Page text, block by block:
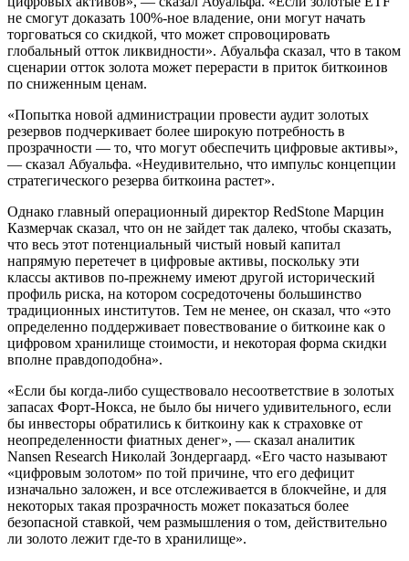
не смогут доказать 100%-ное владение, они могут начать
торговаться со скидкой, что может спровоцировать
глобальный отток ликвидности». Абуальфа сказал, что в таком
сценарии отток золота может перерасти в приток биткоинов
по сниженным ценам.
«Попытка новой администрации провести аудит золотых
резервов подчеркивает более широкую потребность в
прозрачности — то, что могут обеспечить цифровые активы»,
— сказал Абуальфа. «Неудивительно, что импульс концепции
стратегического резерва биткоина растет».
Однако главный операционный директор RedStone Марцин
Казмерчак сказал, что он не зайдет так далеко, чтобы сказать,
что весь этот потенциальный чистый новый капитал
напрямую перетечет в цифровые активы, поскольку эти
классы активов по-прежнему имеют другой исторический
профиль риска, на котором сосредоточены большинство
традиционных институтов. Тем не менее, он сказал, что «это
определенно поддерживает повествование о биткоине как о
цифровом хранилище стоимости, и некоторая форма скидки
вполне правдоподобна».
«Если бы когда-либо существовало несоответствие в золотых
запасах Форт-Нокса, не было бы ничего удивительного, если
бы инвесторы обратились к биткоину как к страховке от
неопределенности фиатных денег», — сказал аналитик
Nansen Research Николай Зондергаард. «Его часто называют
«цифровым золотом» по той причине, что его дефицит
изначально заложен, и все отслеживается в блокчейне, и для
некоторых такая прозрачность может показаться более
безопасной ставкой, чем размышления о том, действительно
ли золото лежит где-то в хранилище».